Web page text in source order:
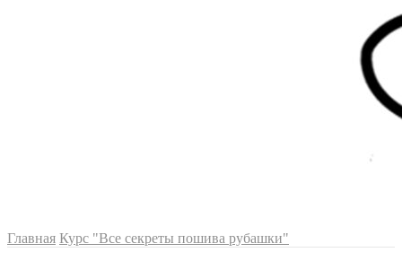
Главная Курс "Все секреты пошива рубашки"